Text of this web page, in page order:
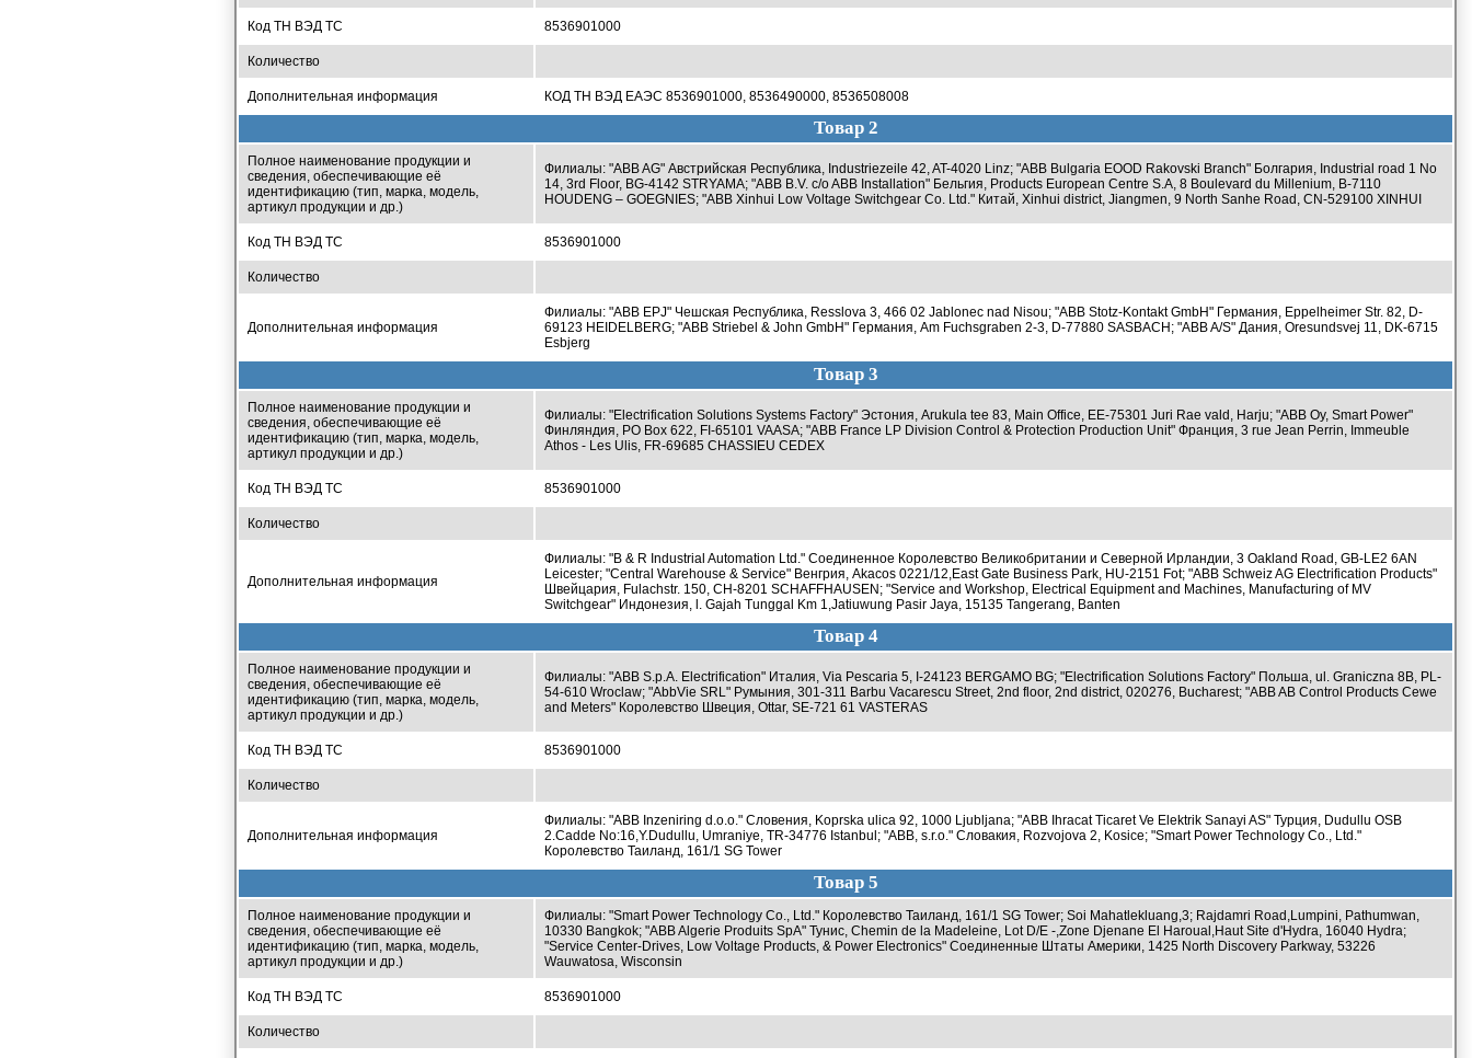
Код ТН ВЭД ТС 8536901000
Количество
Дополнительная информация КОД ТН ВЭД ЕАЭС 8536901000, 8536490000, 8536508008
Товар 2
Полное наименование продукции и
сведения, обеспечивающие её
идентификацию (тип, марка, модель,
артикул продукции и др.)
Филиалы: "ABB AG" Австрийская Республика, Industriezeile 42, AT-4020 Linz; "ABB Bulgaria EOOD Rakovski Branch" Болгария, Industrial road 1 No
14, 3rd Floor, BG-4142 STRYAMA; "ABB B.V. c/o ABB Installation" Бельгия, Products European Centre S.A, 8 Boulevard du Millenium, B-7110
HOUDENG – GOEGNIES; "ABB Xinhui Low Voltage Switchgear Co. Ltd." Китай, Xinhui district, Jiangmen, 9 North Sanhe Road, CN-529100 XINHUI
Код ТН ВЭД ТС 8536901000
Количество
Дополнительная информация
Филиалы: "ABB EPJ" Чешская Республика, Resslova 3, 466 02 Jablonec nad Nisou; "ABB Stotz-Kontakt GmbH" Германия, Eppelheimer Str. 82, D-
69123 HEIDELBERG; "ABB Striebel & John GmbH" Германия, Am Fuchsgraben 2-3, D-77880 SASBACH; "ABB A/S" Дания, Oresundsvej 11, DK-6715
Esbjerg
Товар 3
Полное наименование продукции и
сведения, обеспечивающие её
идентификацию (тип, марка, модель,
артикул продукции и др.)
Филиалы: "Electrification Solutions Systems Factory" Эстония, Arukula tee 83, Main Office, EE-75301 Juri Rae vald, Harju; "ABB Oy, Smart Power"
Финляндия, PO Box 622, FI-65101 VAASA; "ABB France LP Division Control & Protection Production Unit" Франция, 3 rue Jean Perrin, Immeuble
Athos - Les Ulis, FR-69685 CHASSIEU CEDEX
Код ТН ВЭД ТС 8536901000
Количество
Дополнительная информация
Филиалы: "B & R Industrial Automation Ltd." Соединенное Королевство Великобритании и Северной Ирландии, 3 Oakland Road, GB-LE2 6AN
Leicester; "Central Warehouse & Service" Венгрия, Akacos 0221/12,East Gate Business Park, HU-2151 Fot; "ABB Schweiz AG Electrification Products"
Швейцария, Fulachstr. 150, CH-8201 SCHAFFHAUSEN; "Service and Workshop, Electrical Equipment and Machines, Manufacturing of MV
Switchgear" Индонезия, l. Gajah Tunggal Km 1,Jatiuwung Pasir Jaya, 15135 Tangerang, Banten
Товар 4
Полное наименование продукции и
сведения, обеспечивающие её
идентификацию (тип, марка, модель,
артикул продукции и др.)
Филиалы: "ABB S.p.A. Electrification" Италия, Via Pescaria 5, I-24123 BERGAMO BG; "Electrification Solutions Factory" Польша, ul. Graniczna 8B, PL-
54-610 Wroclaw; "AbbVie SRL" Румыния, 301-311 Barbu Vacarescu Street, 2nd floor, 2nd district, 020276, Bucharest; "ABB AB Control Products Cewe
and Meters" Королевство Швеция, Ottar, SE-721 61 VASTERAS
Код ТН ВЭД ТС 8536901000
Количество
Дополнительная информация
Филиалы: "ABB Inzeniring d.o.o." Словения, Koprska ulica 92, 1000 Ljubljana; "ABB Ihracat Ticaret Ve Elektrik Sanayi AS" Турция, Dudullu OSB
2.Cadde No:16,Y.Dudullu, Umraniye, TR-34776 Istanbul; "ABB, s.r.o." Словакия, Rozvojova 2, Kosice; "Smart Power Technology Co., Ltd."
Королевство Таиланд, 161/1 SG Tower
Товар 5
Полное наименование продукции и
сведения, обеспечивающие её
идентификацию (тип, марка, модель,
артикул продукции и др.)
Филиалы: "Smart Power Technology Co., Ltd." Королевство Таиланд, 161/1 SG Tower; Soi Mahatlekluang,3; Rajdamri Road,Lumpini, Pathumwan,
10330 Bangkok; "ABB Algerie Produits SpA" Тунис, Chemin de la Madeleine, Lot D/E -,Zone Djenane El Haroual,Haut Site d'Hydra, 16040 Hydra;
"Service Center-Drives, Low Voltage Products, & Power Electronics" Соединенные Штаты Америки, 1425 North Discovery Parkway, 53226
Wauwatosa, Wisconsin
Код ТН ВЭД ТС 8536901000
Количество